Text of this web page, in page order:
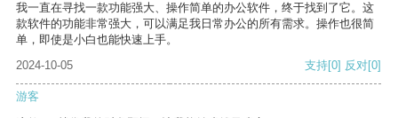
我一直在寻找一款功能强大、操作简单的办公软件，终于找到了它。这
款软件的功能非常强大，可以满足我日常办公的所有需求。操作也很简
单，即使是小白也能快速上手。
2024-10-05
支持[0] 反对[0]
游客